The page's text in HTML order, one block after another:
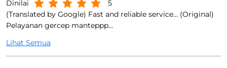
Dinilai
5
(Translated by Google) Fast and reliable service... (Original)
Pelayanan gercep manteppp...
Lihat Semua